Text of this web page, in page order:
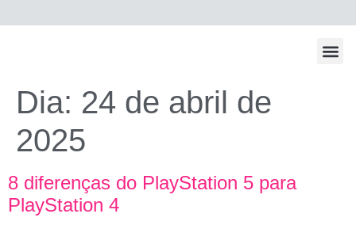
Dia: 24 de abril de
2025
8 diferenças do PlayStation 5 para
PlayStation 4